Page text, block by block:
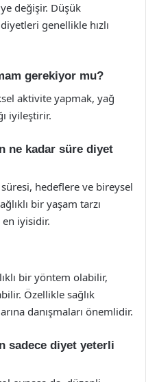
değişir. Düşük
genellikle hızlı
gerekiyor mu?
aktivite yapmak, yağ
iyileştirir.
ne kadar süre diyet
hedeflere ve bireysel
bir yaşam tarzı
en iyisidir.
bir yöntem olabilir,
Özellikle sağlık
danışmaları önemlidir.
sadece diyet yeterli